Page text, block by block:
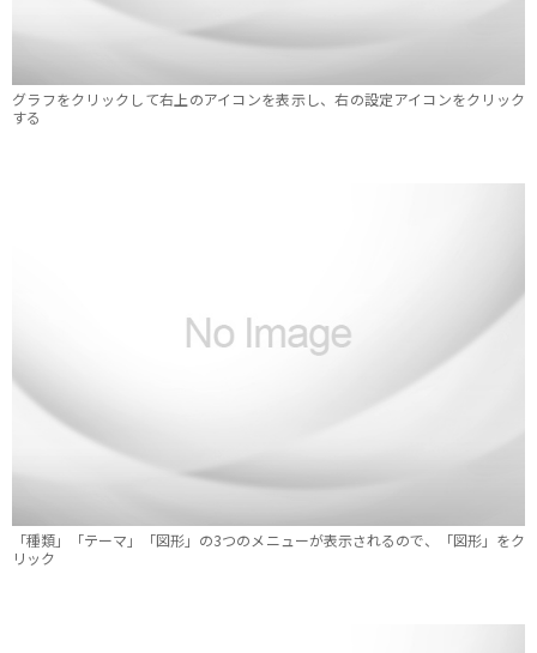
グラフをクリックして右上のアイコンを表示し、右の設定アイコンをクリック
する
「種類」「テーマ」「図形」の3つのメニューが表示されるので、「図形」をク
リック